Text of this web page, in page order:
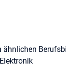
ähnlichen